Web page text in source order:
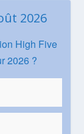
2026
High Five
2026 ?